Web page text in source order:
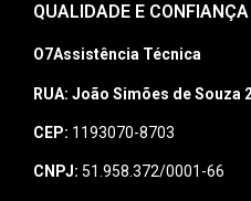
QUALIDADE E
O7Assistência Técnica
RUA: João Simões de Souza
CEP: 1193070-8703
CNPJ: 51.958.372/0001-66